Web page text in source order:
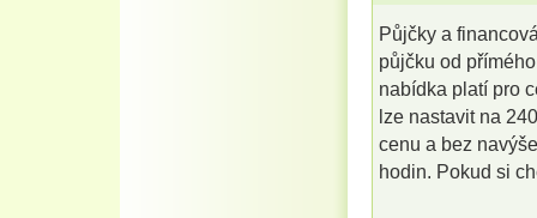
Půjčky a
půjčku od
nabídka platí pro
lze nastavit na
cenu a bez
hodin. Pokud si